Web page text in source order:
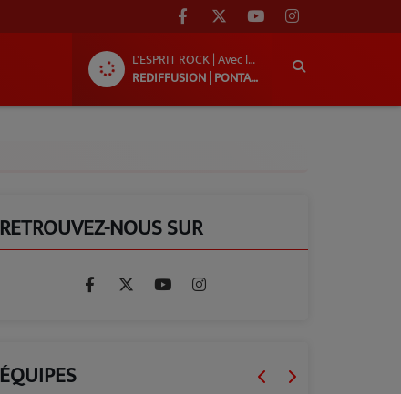
L'ESPRIT ROCK | Avec le groupe « Ni!L »
REDIFFUSION | PONTACQ RADIO
RETROUVEZ-NOUS SUR
ÉQUIPES